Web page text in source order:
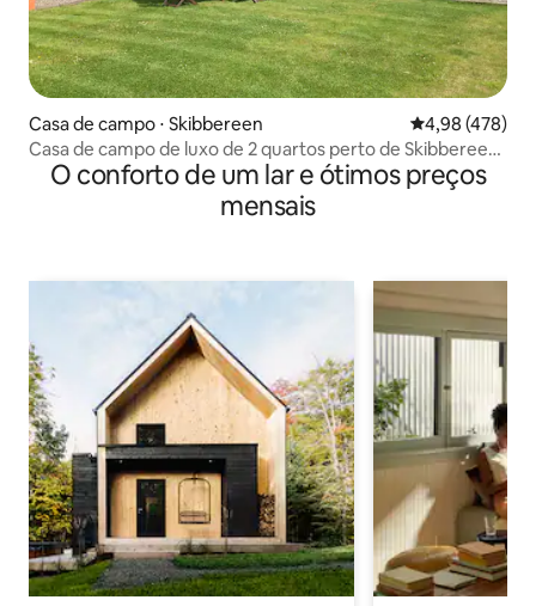
Casa de campo ⋅ Skibbereen 4,98 de uma
4,98 (478)
Casa de campo de luxo de 2 quartos perto de Skibbereen
West Cork
O conforto de um lar e ótimos preços
mensais